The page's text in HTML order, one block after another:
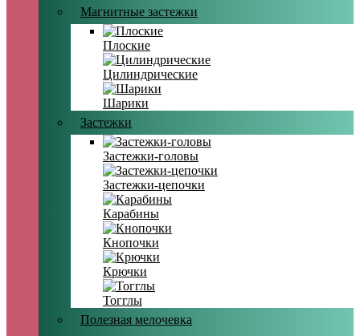
Магнитные застежки
Плоские
Цилиндрические
Шарики
Застежки
Застежки-головы
Застежки-цепочки
Карабины
Кнопочки
Крючки
Тогглы
Полезная мелочевка